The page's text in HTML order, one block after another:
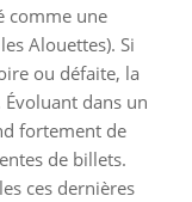
comme une
Alouettes). Si
ou défaite, la
dans un
fortement de
de billets.
ces dernières